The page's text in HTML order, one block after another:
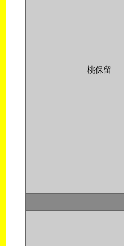
桃保留